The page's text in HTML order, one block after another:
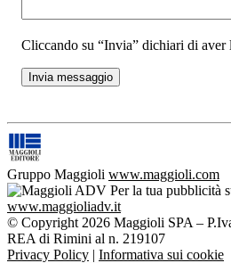
Cliccando su “Invia” dichiari di aver
Gruppo Maggioli www.maggioli.com
Per la tua pubblicità
www.maggioliadv.it
© Copyright 2026 Maggioli SPA –
REA di Rimini al n. 219107
Privacy Policy | Informativa sui cookie